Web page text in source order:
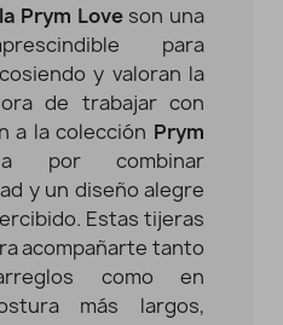
Prym Love son una
para
y valoran la
de trabajar con
a la colección Prym
por combinar
y un diseño alegre
Estas tijeras
acompañarte tanto
como en
más largos,